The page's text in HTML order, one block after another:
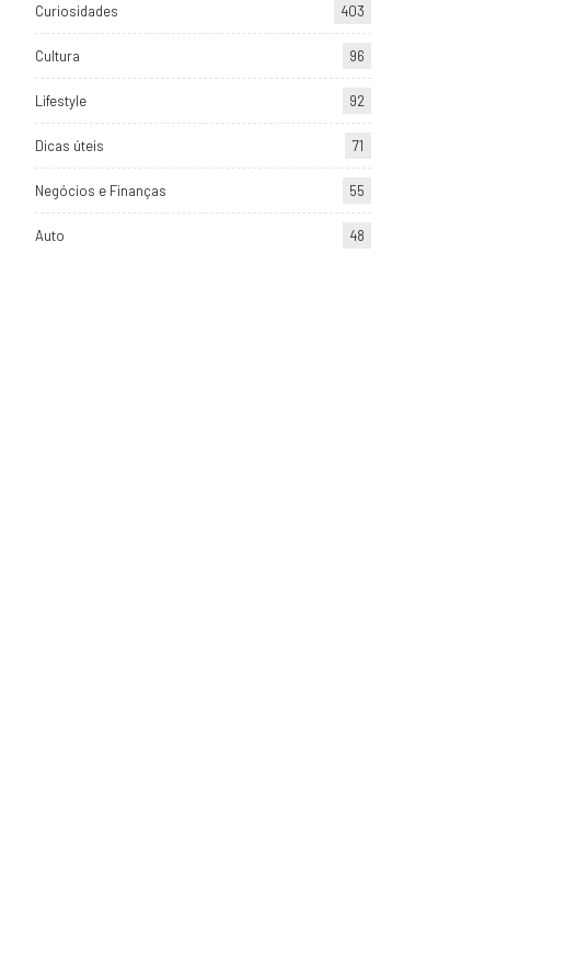
Curiosidades 403
Cultura 96
Lifestyle 92
Dicas úteis 71
Negócios e Finanças 55
Auto 48